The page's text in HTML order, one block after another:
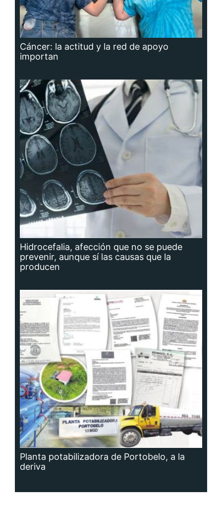
Cáncer: la actitud y la red de apoyo
importan
Hidrocefalia, afección que no se puede
prevenir, aunque sí las causas que la
producen
Planta potabilizadora de Portobelo, a la
deriva